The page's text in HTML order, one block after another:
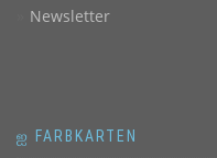
Newsletter
ஐ FARBKARTEN